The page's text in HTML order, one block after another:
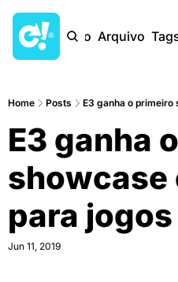
Início Arquivo
Home Posts E3 ganha o
E3 ganha
showcase
para jogos
Jun 11, 2019